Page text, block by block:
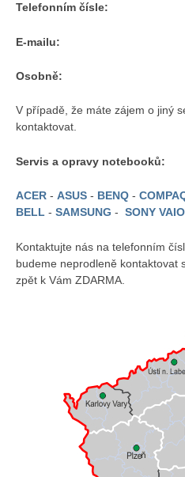
Telefonním čísle:
E-mailu:
Osobně:
V případě, že máte zájem o jiný
kontaktovat.
Servis a opravy notebooků:
ACER - ASUS - BENQ -
BELL - SAMSUNG - SONY VAIO
Kontaktujte nás na telefonním
budeme neprodleně kontaktovat
zpět k Vám ZDARMA.